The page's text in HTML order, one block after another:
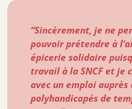
“Sincèrement, je ne
pouvoir prétendre à
épicerie solidaire
travail à la SNCF et je
avec un emploi auprès
polyhandicapés de